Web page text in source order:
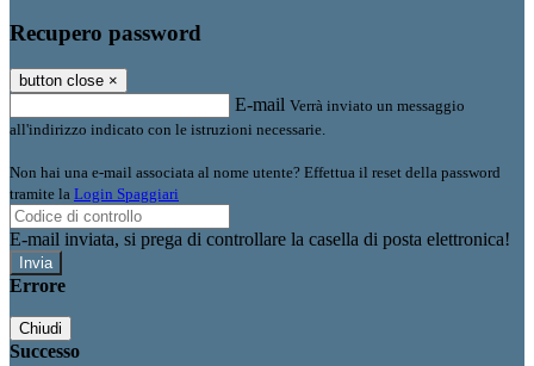
Recupero password
button close ×
E-mail Verrà inviato un messaggio
all'indirizzo indicato con le istruzioni necessarie.
Non hai una e-mail associata al nome utente? Effettua il reset della password
tramite la Login Spaggiari
E-mail inviata, si prega di controllare la casella di posta elettronica!
Errore
Chiudi
Successo